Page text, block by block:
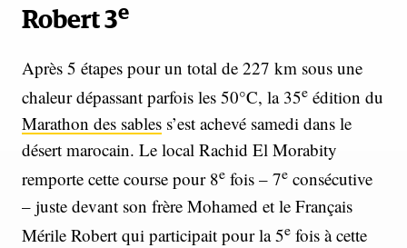
Robert 3e
Après 5 étapes pour un total de 227 km sous une
chaleur dépassant parfois les 50°C, la 35e édition du
Marathon des sables s’est achevé samedi dans le
désert marocain. Le local Rachid El Morabity
remporte cette course pour 8e fois – 7e consécutive
– juste devant son frère Mohamed et le Français
Mérile Robert qui participait pour la 5e fois à cette